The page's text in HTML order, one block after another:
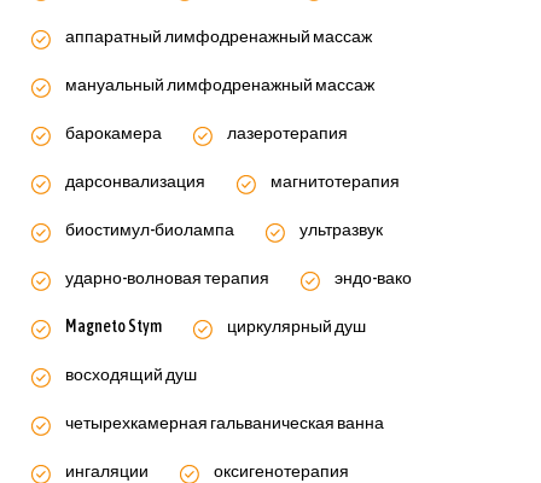
аппаратный лимфодренажный массаж
мануальный лимфодренажный массаж
барокамера лазеротерапия
дарсонвализация магнитотерапия
биостимул-биолампа ультразвук
ударно-волновая терапия эндо-вако
Magneto Stym циркулярный душ
восходящий душ
четырехкамерная гальваническая ванна
ингаляции оксигенотерапия